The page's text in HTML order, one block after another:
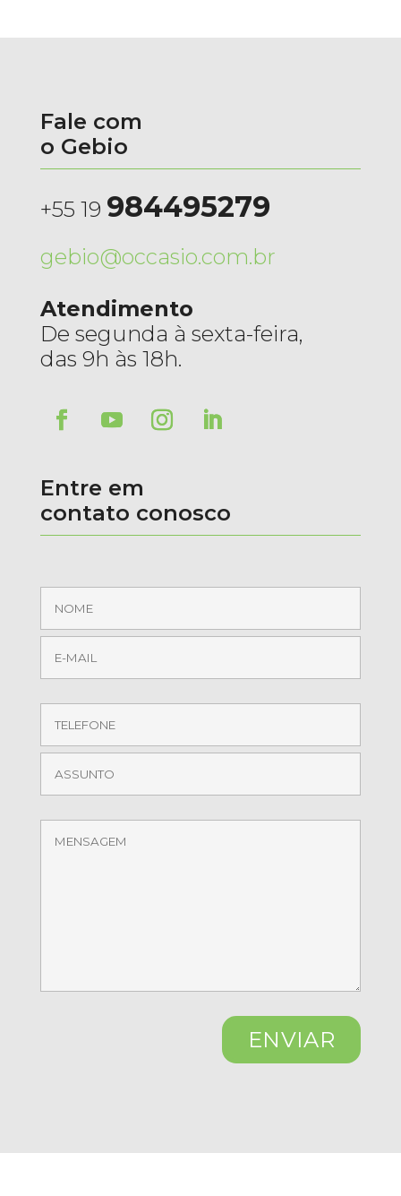
Fale com
o Gebio
+55 19 984495279
gebio@occasio.com.br
Atendimento
De segunda à sexta-feira,
das 9h às 18h.
Entre em
contato conosco